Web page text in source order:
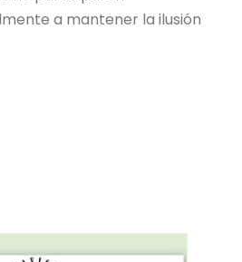
a mantener la ilusión